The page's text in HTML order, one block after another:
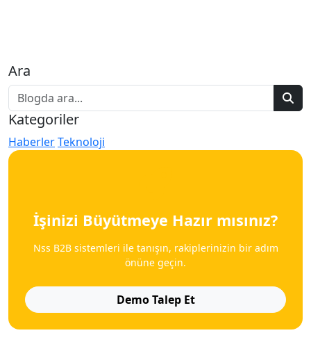
Ara
Kategoriler
HaberlerTeknoloji
İşinizi Büyütmeye Hazır mısınız?
Nss B2B sistemleri ile tanışın, rakiplerinizin bir adım
önüne geçin.
Demo Talep Et